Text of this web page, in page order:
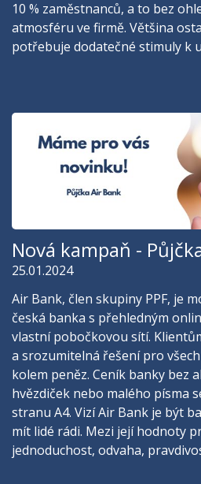
10 % zaměstnanců, a to bez
atmosféru ve firmě. Většina
potřebuje dodatečné stimuly k
Nová kampaň -
25.01.2024
Air Bank, člen skupiny PPF, je
česká banka s přehledným
vlastní pobočkovou sítí.
a srozumitelná řešení pro
kolem peněz. Ceník banky bez
hvězdiček nebo malého písma
stranu A4. Vizí Air Bank je být
mít lidé rádi. Mezi její hodnoty
jednoduchost, odvaha,